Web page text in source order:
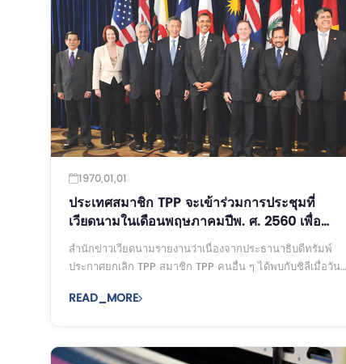
1970,01,01
ประเทศสมาชิก TPP จะเข้าร่วมการประชุมที่
เวียดนามในเดือนพฤษภาคมปีพ. ศ. 2560 เพื่อ
พิจารณาอนาคตของพวกเขา
สำนักข่าวเวียดนามรายงานว่าเนื่องจากประธานาธิบดีทรัมพ์
ประกาศยกเลิก TPP สมาชิก TPP คนอื่น ๆ ได้พบกับชิลีเมื่อวัน
READ_MORE